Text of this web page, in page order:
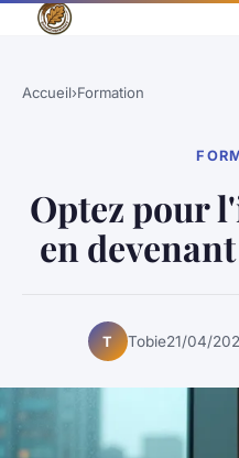
Accueil›Formation
Optez pour
en
T Tobie21/04/